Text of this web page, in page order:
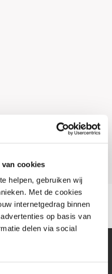
cookies
helpen, gebruiken wij
Met de cookies
internetgedrag binnen
op basis van
delen via social